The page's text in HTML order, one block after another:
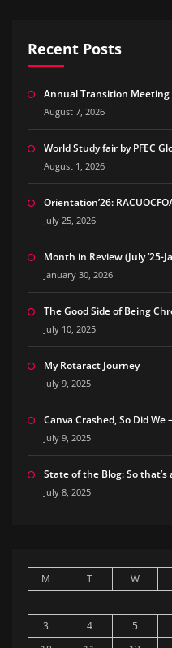
Recent Posts
Annual Transition Meeting
August 7, 2026
World Study fair by PFEC
August 1, 2026
Orientation’26:
July 25, 2026
Month in Review (July ’25-
January 30, 2026
The Good Side of Being
July 10, 2025
My Rotaract Journey
July 9, 2025
Canva Crashed, So Did We
July 9, 2025
State of the Blog: So that’s
July 8, 2025
M T W
3
4 5